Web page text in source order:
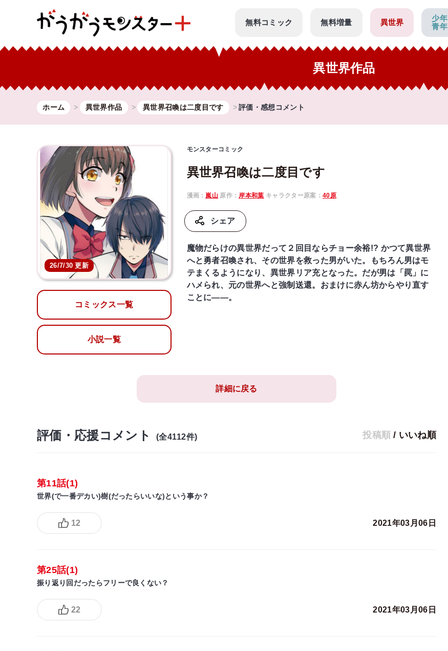
無料コミック 無料増量 異世界
少年
青年
異世界作品
ホーム 異世界作品 異世界召喚は二度目です 評価・感想コメント
26/7/30 更新
コミックス一覧
小説一覧
モンスターコミック
異世界召喚は二度目です
漫画： 嵐山 原作： 岸本和葉 キャラクター原案： 40原
シェア
魔物だらけの異世界だって２回目ならチョー余裕!? かつて異世界
へと勇者召喚され、その世界を救った男がいた。もちろん男はモ
テまくるようになり、異世界リア充となった。だが男は「罠」に
ハメられ、元の世界へと強制送還。おまけに赤ん坊からやり直す
ことに――。
詳細に戻る
評価・応援コメント (全4112件) 投稿順 / いいね順
第11話(1)
世界(で一番デカい)樹(だったらいいな)という事か？
12 2021年03月06日
第25話(1)
振り返り回だったらフリーで良くない？
22 2021年03月06日